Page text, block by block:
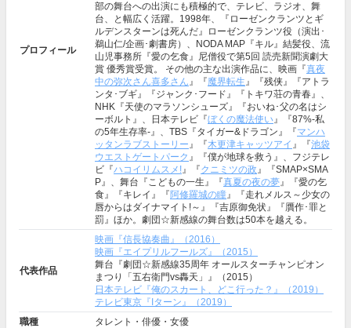
プロフィール
部の舞台への出演にも積極的で、テレビ、ラジオ、舞
台、と幅広く活躍。1998年、『ローゼンクランツとギ
ルデンスターンは死んだ』ローゼンクランツ役（演出･
鵜山仁/企画･劇書房）、NODA MAP『キル』結髪役、流
山児事務所『愛の乞食』尼僧役で第5回 読売新聞演劇大
賞 優秀賞受賞。 その他の主な出演作品に、映画『真夜
中の弥次さん喜多さん』『魔界転生』『残侠』『アトラ
ンタ･ブギ』『ジャンク･フード』『トキワ荘の青春』、
NHK『天使のマラソンシューズ』『おいね･父の名はシ
ーボルト』、日本テレビ『ぼくの魔法使い』『87%-私
の5年生存率-』、TBS『タイガー&ドラゴン』『マンハ
ッタンラブストーリー』『木更津キャッツアイ 』『池袋
ウエストゲートパーク 』『僕が地球を救う』、フジテレ
ビ『ハコイリムスメ!』『クニミツの政』『SMAP×SMA
P』、舞台『こどもの一生』『真夏の夜の夢』『愛の乞
食』『キレイ』『阿修羅城の瞳』『走れメルス～少女の
唇からはダイナマイト!～』『吉原御免状』『贋作･罪と
罰』ほか。劇団☆新感線の舞台数は50本を越える。
代表作品
映画『信長協奏曲』（2016）
映画『エイプリルフールズ』（2015）
舞台『劇団☆新感線35周年 オールスターチャンピオン
まつり「五右衛門vs轟天」』（2015）
日本テレビ『俺のスカート、どこ行った？』（2019）
テレビ東京『Iターン』（2019）
職種
タレント・俳優・女優